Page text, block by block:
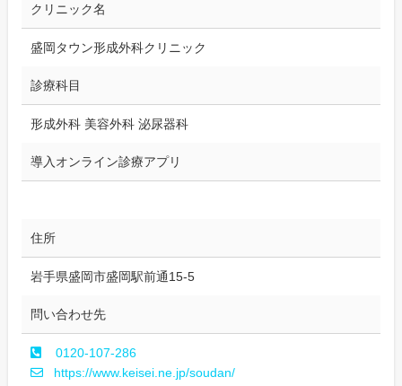
クリニック名
盛岡タウン形成外科クリニック
診療科目
形成外科 美容外科 泌尿器科
導入オンライン診療アプリ
住所
岩手県盛岡市盛岡駅前通15-5
問い合わせ先
0120-107-286
https://www.keisei.ne.jp/soudan/